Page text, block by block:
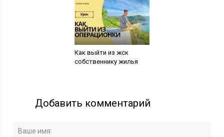
Как выйти из жск
собственнику жилья
Добавить комментарий